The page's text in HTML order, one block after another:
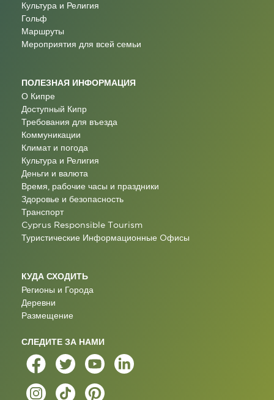
Культура и Религия
Гольф
Маршруты
Мероприятия для всей семьи
ПОЛЕЗНАЯ ИНФОРМАЦИЯ
О Кипре
Доступный Кипр
Требования для въезда
Коммуникации
Климат и погода
Культура и Религия
Деньги и валюта
Время, рабочие часы и праздники
Здоровье и безопасность
Транспорт
Cyprus Responsible Tourism
Туристические Информационные Oфисы
КУДА СХОДИТЬ
Регионы и Города
Деревни
Размещение
СЛЕДИТЕ ЗА НАМИ